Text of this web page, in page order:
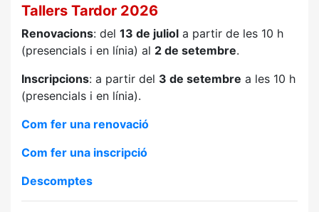
Tallers Tardor 2026
Renovacions: del 13 de juliol a partir de les 10 h
(presencials i en línia) al 2 de setembre.
Inscripcions: a partir del 3 de setembre a les 10 h
(presencials i en línia).
Com fer una renovació
Com fer una inscripció
Descomptes